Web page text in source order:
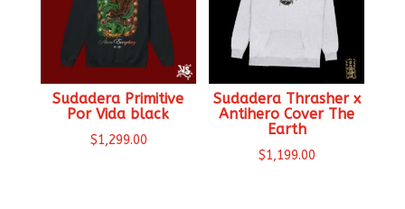
Sudadera Primitive
Por Vida black
$1,299.00
Sudadera Thrasher x
Antihero Cover The
Earth
$1,199.00